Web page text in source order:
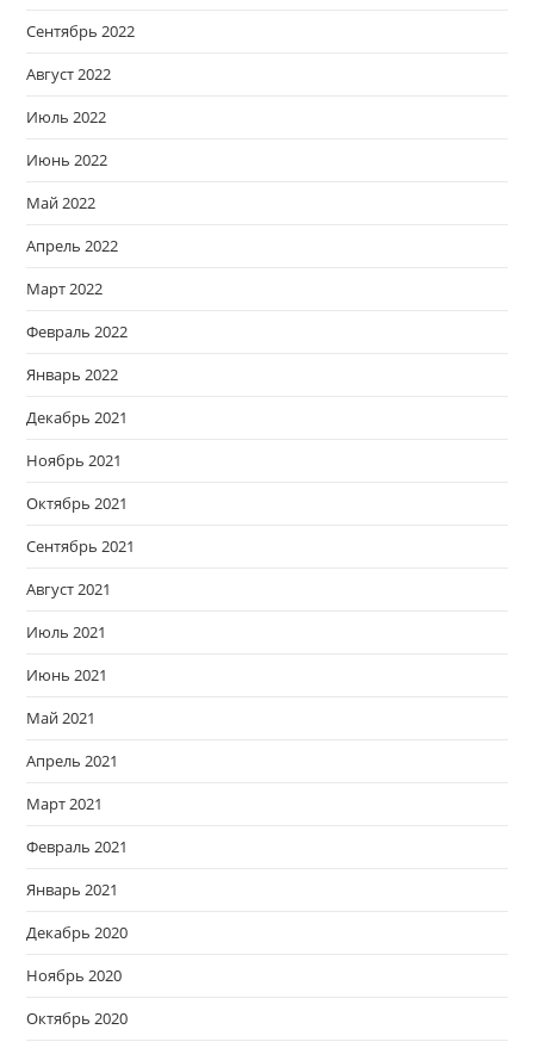
Сентябрь 2022
Август 2022
Июль 2022
Июнь 2022
Май 2022
Апрель 2022
Март 2022
Февраль 2022
Январь 2022
Декабрь 2021
Ноябрь 2021
Октябрь 2021
Сентябрь 2021
Август 2021
Июль 2021
Июнь 2021
Май 2021
Апрель 2021
Март 2021
Февраль 2021
Январь 2021
Декабрь 2020
Ноябрь 2020
Октябрь 2020